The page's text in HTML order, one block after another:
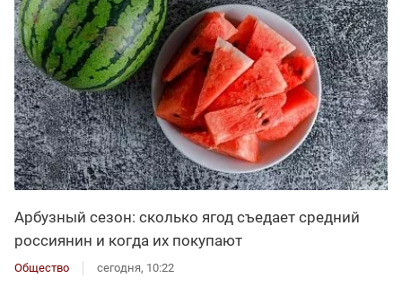
Арбузный сезон: сколько ягод съедает средний
россиянин и когда их покупают
Общество сегодня, 10:22